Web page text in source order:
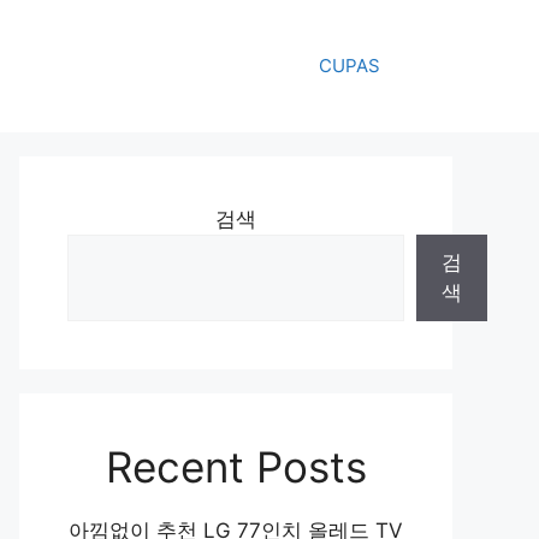
CUPAS
검색
검
색
Recent Posts
아낌없이 추천 LG 77인치 올레드 TV